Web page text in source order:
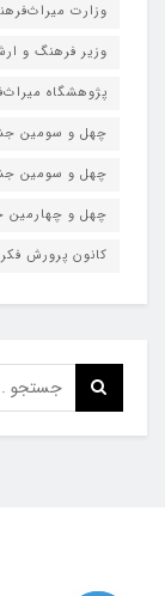
وزارت
وزیر فرهنگ و
پژوهشگاه
چهل و سومین
چهل و سومین
چهل و چهارمین
کانون پرورش